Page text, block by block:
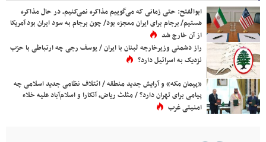
ابوالفتح: حتی زمانی که می‌گوییم مذاکره نمی‌کنیم، در حال مذاکره
هستیم/ برجام برای ایران معجزه بود/ چون برجام به سود ایران بود آمریکا
از آن خارج شد
راز دشمنی وزیرخارجه لبنان با ایران / یوسف رجی چه ارتباطی با حزب
نزدیک به اسرائیل دارد؟
«پیمان مکه» و آرایش جدید منطقه / ائتلاف نظامی جدید اسلامی چه
پیامی برای تهران دارد؟ / مثلث ریاض، آنکارا و اسلام‌آباد علیه خلاء
امنیتی غرب